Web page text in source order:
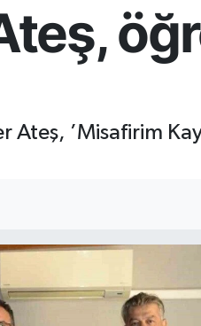
Ateş, ’Misafirim